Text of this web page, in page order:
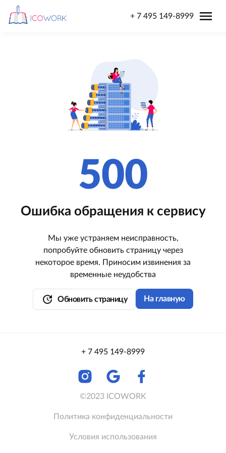
+ 7 495 149-8999 menu
500
Ошибка обращения к сервису
Мы уже устраняем неисправность,
попробуйте обновить страницу через
некоторое время. Приносим извинения за
временные неудобства
update Обновить страницу На главную
+ 7 495 149-8999
©2023 ICOWORK
Политика конфиденциальности
Условия использования